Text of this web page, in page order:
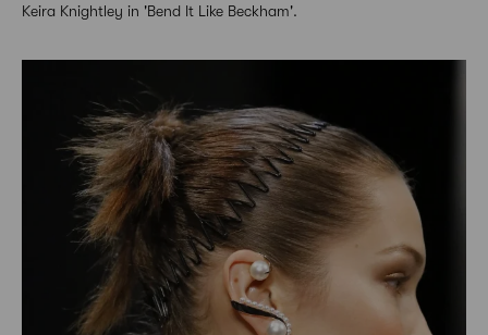
Keira Knightley in 'Bend It Like Beckham'.